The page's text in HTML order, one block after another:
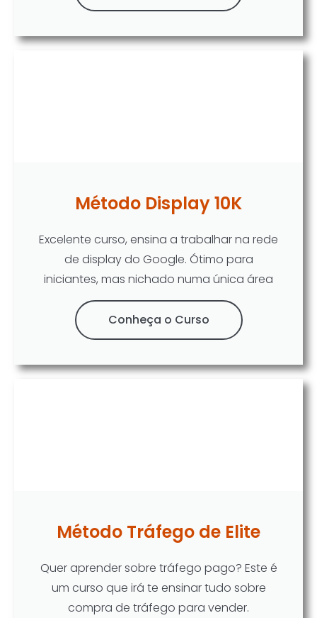
Método Display 10K
Excelente curso, ensina a trabalhar na rede
de display do Google. Ótimo para
iniciantes, mas nichado numa única área
Conheça o Curso
Método Tráfego de Elite
Quer aprender sobre tráfego pago? Este é
um curso que irá te ensinar tudo sobre
compra de tráfego para vender.